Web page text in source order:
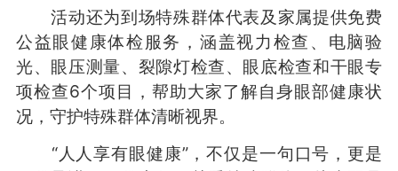
活动还为到场特殊群体代表及家属提供免费
公益眼健康体检服务，涵盖视力检查、电脑验
光、眼压测量、裂隙灯检查、眼底检查和干眼专
项检查6个项目，帮助大家了解自身眼部健康状
况，守护特殊群体清晰视界。
“人人享有眼健康”，不仅是一句口号，更是